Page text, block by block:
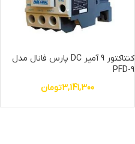
کنتاکتور 9 آمپر DC پارس فانال مدل
PFD-9
3,141,300تومان